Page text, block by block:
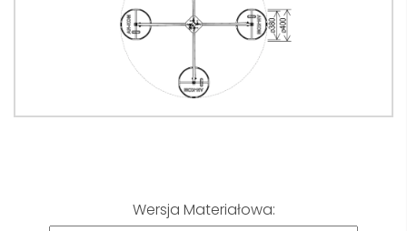
Wersja Materiałowa: